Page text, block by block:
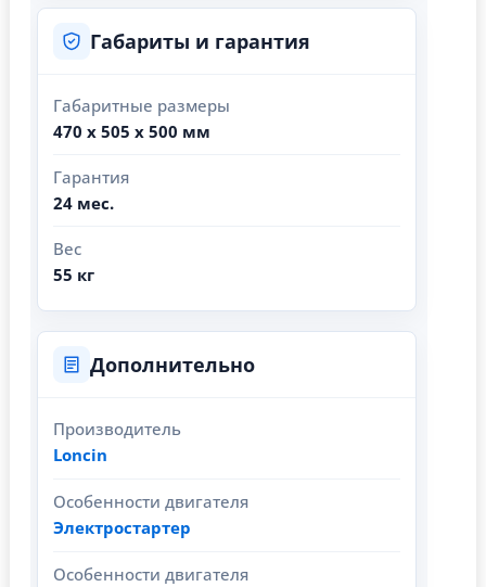
Габариты и гарантия
Габаритные размеры
470 х 505 х 500 мм
Гарантия
24 мес.
Вес
55 кг
Дополнительно
Производитель
Loncin
Особенности двигателя
Электростартер
Особенности двигателя